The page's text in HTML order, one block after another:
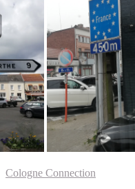
Cologne Connection